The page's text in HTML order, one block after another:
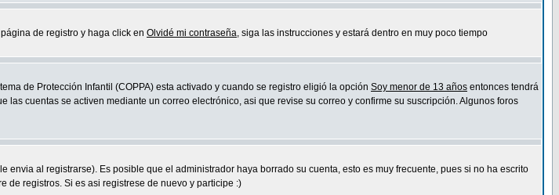
de registro y haga click en Olvidé mi contraseña, siga las instrucciones y estará dentro en muy poco tiempo
de Protección Infantil (COPPA) esta activado y cuando se registro eligió la opción Soy menor de 13 años entonces tendrá
cuentas se activen mediante un correo electrónico, asi que revise su correo y confirme su suscripción. Algunos foros
al registrarse). Es posible que el administrador haya borrado su cuenta, esto es muy frecuente, pues si no ha escrito
de registros. Si es asi registrese de nuevo y participe :)